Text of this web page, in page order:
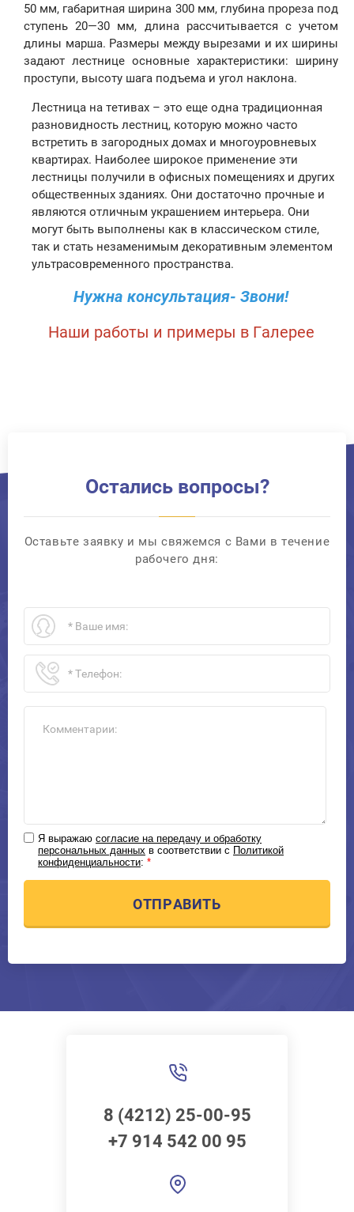
50 мм, габаритная ширина 300 мм, глубина прореза под
ступень 20—30 мм, длина рассчитывается с учетом
длины марша. Размеры между вырезами и их ширины
задают лестнице основные характеристики: ширину
проступи, высоту шага подъема и угол наклона.
Лестница на тетивах – это еще одна традиционная
разновидность лестниц, которую можно часто
встретить в загородных домах и многоуровневых
квартирах. Наиболее широкое применение эти
лестницы получили в офисных помещениях и других
общественных зданиях. Они достаточно прочные и
являются отличным украшением интерьера. Они
могут быть выполнены как в классическом стиле,
так и стать незаменимым декоративным элементом
ультрасовременного пространства.
Нужна консультация- Звони!
Наши работы и примеры в Галерее
Остались вопросы?
Оставьте заявку и мы свяжемся с Вами в течение
рабочего дня:
Я выражаю согласие на передачу и обработку
персональных данных в соответствии с Политикой
конфиденциальности: *
ОТПРАВИТЬ
8 (4212) 25-00-95
+7 914 542 00 95